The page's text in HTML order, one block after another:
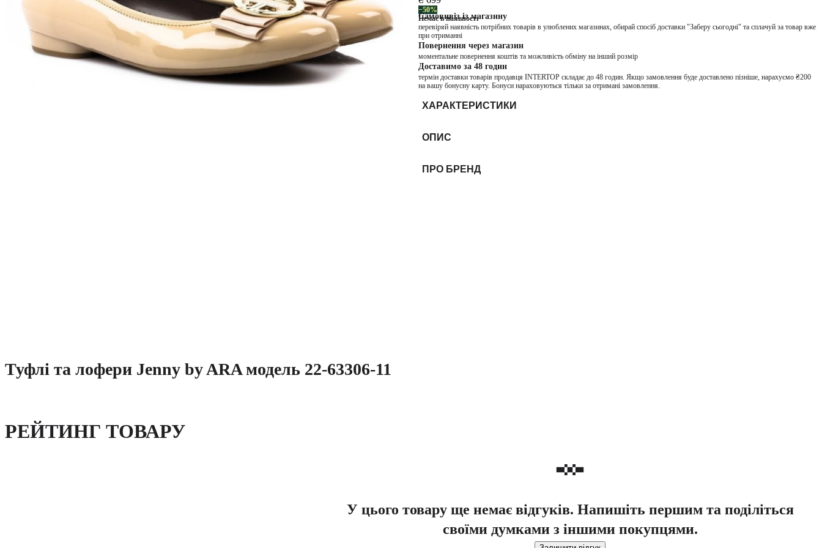
−50%
Немає в наявності
Самовивіз із магазину
перевіряй наявність потрібних товарів в улюблених магазинах, обирай спосіб доставки "Заберу сьогодні" та сплачуй за товар вже
при отриманні
Повернення через магазин
моментальне повернення коштів та можливість обміну на інший розмір
Доставимо за 48 годин
термін доставки товарів продавця INTERTOP складає до 48 годин. Якщо замовлення буде доставлено пізніше, нарахуємо ₴200
на вашу бонусну карту. Бонуси нараховуються тільки за отримані замовлення.
ХАРАКТЕРИСТИКИ
ОПИС
ПРО БРЕНД
Туфлі та лофери Jenny by ARA модель 22-63306-11
РЕЙТИНГ ТОВАРУ
У цього товару ще немає відгуків. Напишіть першим та поділіться
своїми думками з іншими покупцями.